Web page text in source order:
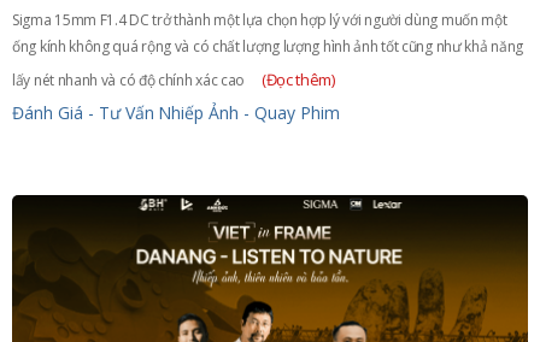
Sigma 15mm F1.4 DC trở thành một lựa chọn hợp lý với người dùng muốn một
ống kính không quá rộng và có chất lượng lượng hình ảnh tốt cũng như khả năng
lấy nét nhanh và có độ chính xác cao
(Đọc thêm)
Đánh Giá - Tư Vấn Nhiếp Ảnh - Quay Phim